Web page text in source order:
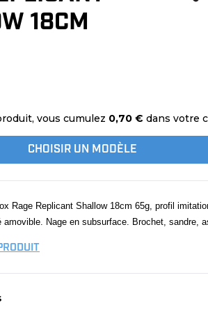
18CM
vous cumulez 0,70 € dans votre
CHOISIR UN MODÈLE
Rage Replicant Shallow 18cm 65g, profil
amovible. Nage en subsurface. Brochet, sandre,